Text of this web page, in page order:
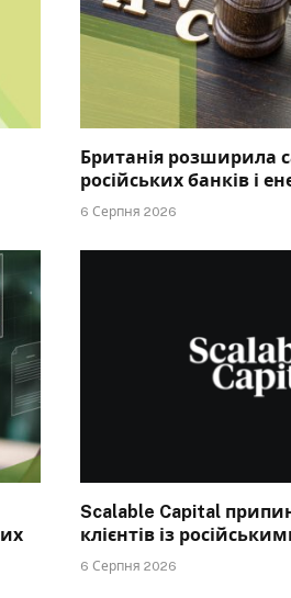
Британія розширила
російських банків і
6 Серпня 2026
Scalable Capital
клієнтів із
6 Серпня 2026